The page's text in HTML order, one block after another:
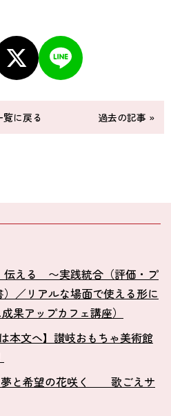
覧に戻る 過去の記事 »
伝える 〜実践統合（評価・プ
／リアルな場面で使える形に
果アップカフェ講座）
本文へ】讃岐おもちゃ美術館
と希望の花咲く 歌ごえサ